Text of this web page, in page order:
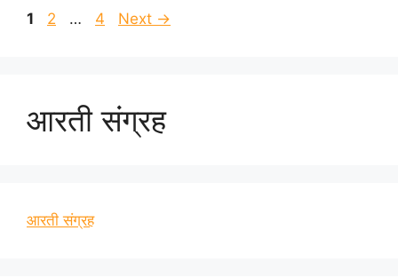
Page
1 Page
2 … Page
4 Next →
आरती संग्रह
आरती संग्रह